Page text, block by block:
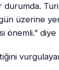
üzerine
önemli.”